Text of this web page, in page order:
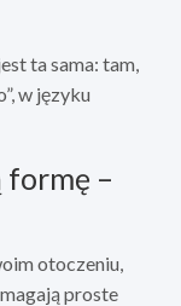
ta sama: tam,
w języku
formę –
otoczeniu,
proste